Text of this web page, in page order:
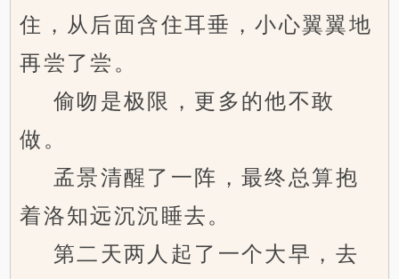
住，从后面含住耳垂，小心翼翼地
再尝了尝。
偷吻是极限，更多的他不敢
做。
孟景清醒了一阵，最终总算抱
着洛知远沉沉睡去。
第二天两人起了一个大早，去